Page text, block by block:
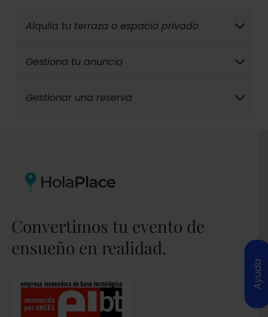
Alquila tu terraza o espacio privado
Gestiona tu anuncio
Gestionar una reserva
Convertimos tu evento de
ensueño en realidad.
Ayuda